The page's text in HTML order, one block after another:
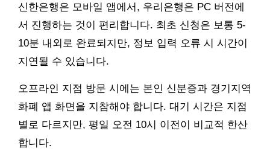
신한은행은 모바일 앱에서, 우리은행은 PC 버전에
서 진행하는 것이 편리합니다. 최초 신청은 보통 5-
10분 내외로 완료되지만, 정보 입력 오류 시 시간이
지연될 수 있습니다.
오프라인 지점 방문 시에는 본인 신분증과 경기지역
화폐 앱 화면을 지참해야 합니다. 대기 시간은 지점
별로 다르지만, 평일 오전 10시 이전이 비교적 한산
합니다.